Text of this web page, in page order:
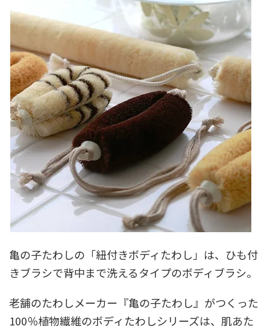
亀の子たわしの「紐付きボディたわし」は、ひも付
きブラシで背中まで洗えるタイプのボディブラシ。
老舗のたわしメーカー『亀の子たわし』がつくった
100％植物繊維のボディたわしシリーズは、肌あた